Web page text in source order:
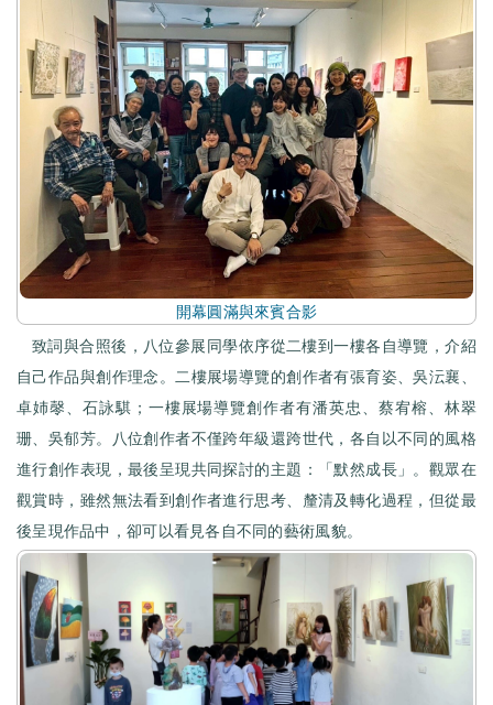
開幕圓滿與來賓合影
致詞與合照後，八位參展同學依序從二樓到一樓各自導覽，介紹
自己作品與創作理念。二樓展場導覽的創作者有張育姿、吳沄襄、
卓姉㲆、石詠騏；一樓展場導覽創作者有潘英忠、蔡宥榕、林翠
珊、吳郁芳。八位創作者不僅跨年級還跨世代，各自以不同的風格
進行創作表現，最後呈現共同探討的主題：「默然成長」。觀眾在
觀賞時，雖然無法看到創作者進行思考、釐清及轉化過程，但從最
後呈現作品中，卻可以看見各自不同的藝術風貌。